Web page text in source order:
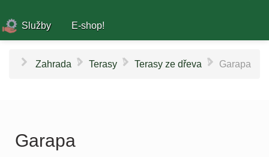
Služby E-shop!
Zahrada \ Terasy \ Terasy ze dřeva \ Garapa
Garapa